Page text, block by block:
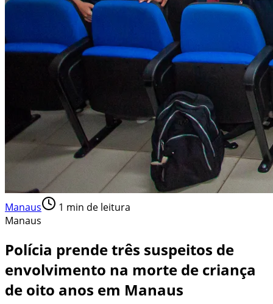
Manaus 1 min de leitura
Manaus
Polícia prende três suspeitos de
envolvimento na morte de criança
de oito anos em Manaus